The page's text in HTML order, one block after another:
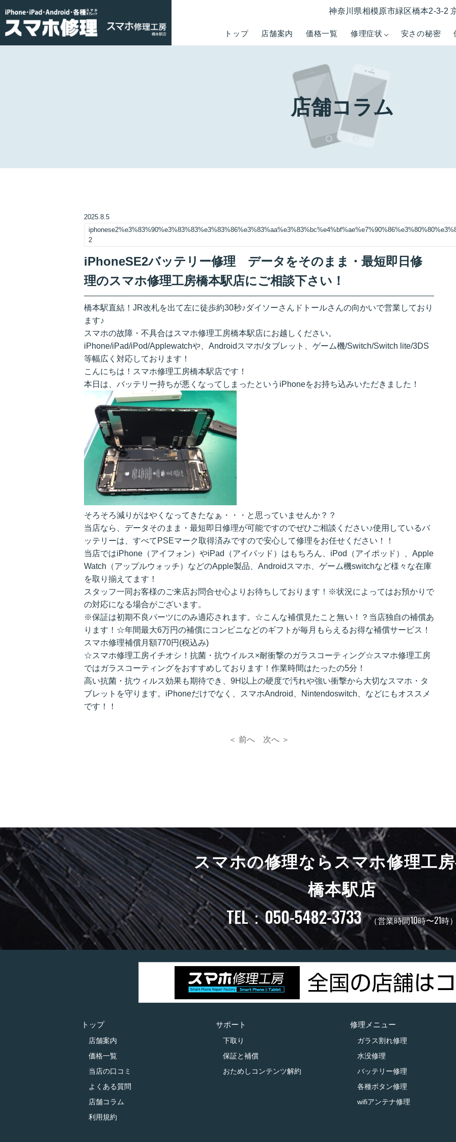
トップ 店舗案内 価格一覧 修理症状 安さの秘密
神奈川県相模原市緑区橋本2-3-2
店舗コラム
2025.8.5
2
iPhoneSE2バッテリー修理 データをそのまま・最短即日修
理のスマホ修理工房橋本駅店にご相談下さい！
橋本駅直結！JR改札を出て左に徒歩約30秒♪ダイソーさんドトールさんの向かいで営業しており
ます♪
スマホの故障・不具合はスマホ修理工房橋本駅店にお越しください。
iPhone/iPad/iPod/Applewatchや、Androidスマホ/タブレット、ゲーム機/Switch/Switch lite/3DS
等幅広く対応しております！
こんにちは！スマホ修理工房橋本駅店です！
本日は、バッテリー持ちが悪くなってしまったというiPhoneをお持ち込みいただきました！
そろそろ減りがはやくなってきたなぁ・・・と思っていませんか？？
当店なら、データそのまま・最短即日修理が可能ですのでぜひご相談ください♪使用しているバ
ッテリーは、すべてPSEマーク取得済みですので安心して修理をお任せください！！
当店ではiPhone（アイフォン）やiPad（アイパッド）はもちろん、iPod（アイポッド）、Apple
Watch（アップルウォッチ）などのApple製品、Androidスマホ、ゲーム機switchなど様々な在庫
を取り揃えてます！
スタッフ一同お客様のご来店お問合せ心よりお待ちしております！※状況によってはお預かりで
の対応になる場合がございます。
※保証は初期不良パーツにのみ適応されます。☆こんな補償見たこと無い！？当店独自の補償あ
ります！☆年間最大6万円の補償にコンビニなどのギフトが毎月もらえるお得な補償サービス！
スマホ修理補償月額770円(税込み)
☆スマホ修理工房イチオシ！抗菌・抗ウイルス×耐衝撃のガラスコーティング☆スマホ修理工房
ではガラスコーティングをおすすめしております！作業時間はたったの5分！
高い抗菌・抗ウィルス効果も期待でき、9H以上の硬度で汚れや強い衝撃から大切なスマホ・タ
ブレットを守ります。iPhoneだけでなく、スマホAndroid、Nintendoswitch、などにもオススメ
です！！
＜ 前へ 次へ ＞
スマホの修理ならスマホ修理工
橋本駅店
TEL：050-5482-3733 （営業時間10時〜21時
トップ
店舗案内
価格一覧
当店の口コミ
よくある質問
店舗コラム
利用規約
サポート
下取り
保証と補償
おためしコンテンツ解約
修理メニュー
ガラス割れ修理
水没修理
バッテリー修理
各種ボタン修理
wifiアンテナ修理